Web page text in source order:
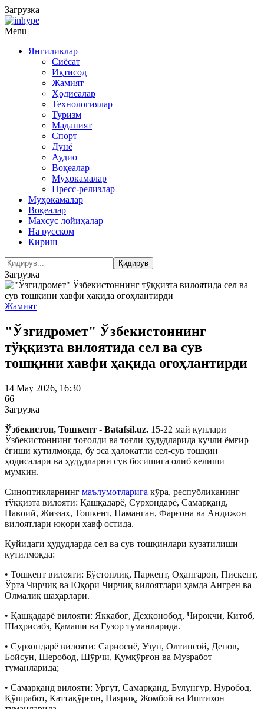
Загрузка
Menu
Янгиликлар
Сиёсат
Иқтисод
Жамият
Ҳодисалар
Технологиялар
Туризм
Маданият
Спорт
Дунё
Аудио
Воқеалар
Муҳокамалар
Пресс-релизлар
Муҳокамалар
Воқеалар
Махсус лойиҳалар
На русском
Кириш
Загрузка
Жамият
"Ўзгидромет" Ўзбекистоннинг
тўққизта вилоятида сел ва сув
тошқини хавфи ҳақида огоҳлантирди
14 May 2026, 16:30
66
Загрузка
Ўзбекистон, Тошкент - Batafsil.uz. 15-22 май кунлари
Ўзбекистоннинг тоғолди ва тоғли ҳудудларида кучли ёмғир
ёғиши кутилмоқда, бу эса ҳалокатли сел-сув тошқин
ҳодисалари ва ҳудудларни сув босишига олиб келиши
мумкин.
Синоптикларнинг маълумотларига кўра, республиканинг
тўққизта вилояти: Қашқадарё, Сурхондарё, Самарқанд,
Навоий, Жиззах, Тошкент, Наманган, Фарғона ва Андижон
вилоятлари юқори хавф остида.
Қуйидаги ҳудудларда сел ва сув тошқинлари кузатилиши
кутилмоқда:
• Тошкент вилояти: Бўстонлиқ, Паркент, Оҳангарон, Пискент,
Ўрта Чирчиқ ва Юқори Чирчиқ вилоятлари ҳамда Ангрен ва
Олмалиқ шаҳарлари.
• Қашқадарё вилояти: Яккабоғ, Деҳқонобод, Чироқчи, Китоб,
Шаҳрисабз, Қамаши ва Ғузор туманларида.
• Сурхондарё вилояти: Сариосиё, Узун, Олтинсой, Денов,
Бойсун, Шеробод, Шўрчи, Қумқўрғон ва Музработ
туманларида;
• Самарқанд вилояти: Ургут, Самарқанд, Булунғур, Нуробод,
Қўшработ, Каттақўрғон, Паяриқ, Жомбой ва Иштихон